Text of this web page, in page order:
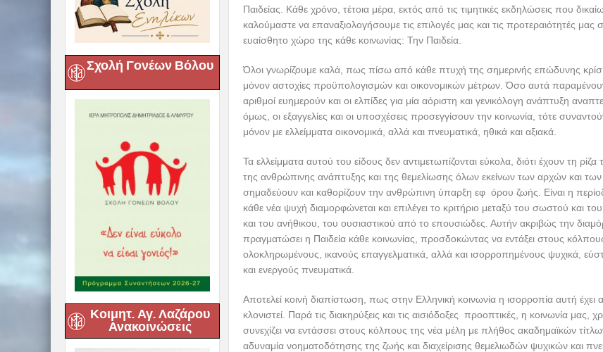
Σχολή Γονέων Βόλου
Κοιμητ. Αγ. Λαζάρου
Ανακοινώσεις
Παιδείας. Κάθε χρόνο, τέτοια μέρα, εκτός από τις τιμητικές εκδηλώσεις που
καλούμαστε να επαναξιολογήσουμε τις επιλογές μας και τις προτεραιότητές μας
ευαίσθητο χώρο της κάθε κοινωνίας: Την Παιδεία.
Όλοι γνωρίζουμε καλά, πως πίσω από κάθε πτυχή της σημερινής επώδυνης
μόνον αστοχίες προϋπολογισμών και οικονομικών μέτρων. Όσο αυτά
αριθμοί ευημερούν και οι ελπίδες για μία αόριστη και γενικόλογη ανάπτυξη
όμως, οι εξαγγελίες και οι υποσχέσεις προσεγγίσουν την κοινωνία, τότε
μόνον με ελλείμματα οικονομικά, αλλά και πνευματικά, ηθικά και αξιακά.
Τα ελλείμματα αυτού του είδους δεν αντιμετωπίζονται εύκολα, διότι έχουν τη
της ανθρώπινης ανάπτυξης και της θεμελίωσης όλων εκείνων των αρχών και
σημαδεύουν και καθορίζουν την ανθρώπινη ύπαρξη εφ όρου ζωής. Είναι η
κάθε νέα ψυχή διαμορφώνεται και επιλέγει το κριτήριο μεταξύ του σωστού και
και του ανήθικου, του ουσιαστικού από το επουσιώδες. Αυτήν ακριβώς την
πραγματώσει η Παιδεία κάθε κοινωνίας, προσδοκώντας να εντάξει στους
ολοκληρωμένους, ικανούς επαγγελματικά, αλλά και ισορροπημένους ψυχικά,
και ενεργούς πνευματικά.
Αποτελεί κοινή διαπίστωση, πως στην Ελληνική κοινωνία η ισορροπία αυτή έχει
κλονιστεί. Παρά τις διακηρύξεις και τις αισιόδοξες προοπτικές, η κοινωνία μας,
συνεχίζει να εντάσσει στους κόλπους της νέα μέλη με πλήθος ακαδημαϊκών
αδυναμία νοηματοδότησης της ζωής και διαχείρισης θεμελιωδών ψυχικών και